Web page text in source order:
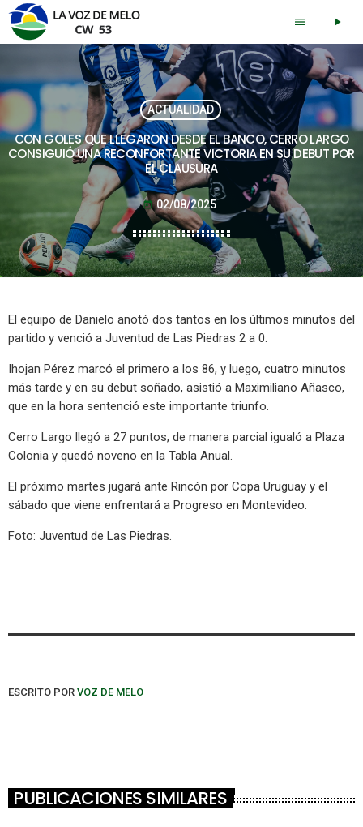
menu play_arrow
ACTUALIDAD
CON GOLES QUE LLEGARON DESDE EL BANCO, CERRO LARGO
CONSIGUIÓ UNA RECONFORTANTE VICTORIA EN SU DEBUT POR
EL CLAUSURA
today 02/08/2025
El equipo de Danielo anotó dos tantos en los últimos minutos del
partido y venció a Juventud de Las Piedras 2 a 0.
Ihojan Pérez marcó el primero a los 86, y luego, cuatro minutos
más tarde y en su debut soñado, asistió a Maximiliano Añasco,
que en la hora sentenció este importante triunfo.
Cerro Largo llegó a 27 puntos, de manera parcial igualó a Plaza
Colonia y quedó noveno en la Tabla Anual.
El próximo martes jugará ante Rincón por Copa Uruguay y el
sábado que viene enfrentará a Progreso en Montevideo.
Foto: Juventud de Las Piedras.
ESCRITO POR VOZ DE MELO
PUBLICACIONES SIMILARES